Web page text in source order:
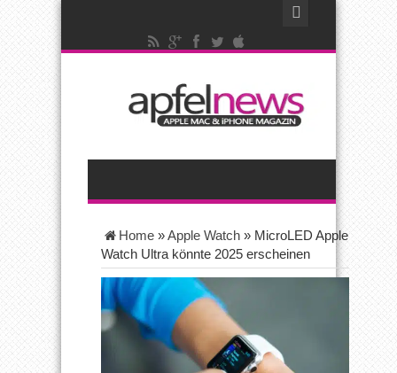
Home »Apple Watch » MicroLED Apple
Watch Ultra könnte 2025 erscheinen